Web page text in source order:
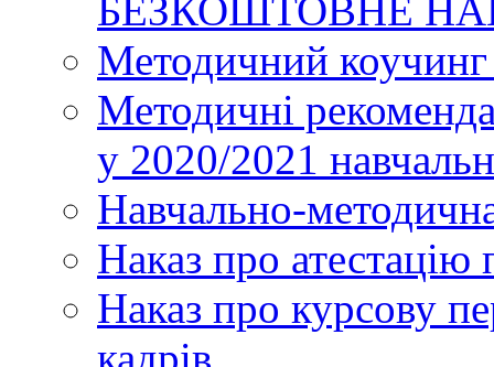
БЕЗКОШТОВНЕ
Методичний
Методичні
у 2020/2021
Навчально-
Наказ про атестацію
Наказ про курсову
кадрів